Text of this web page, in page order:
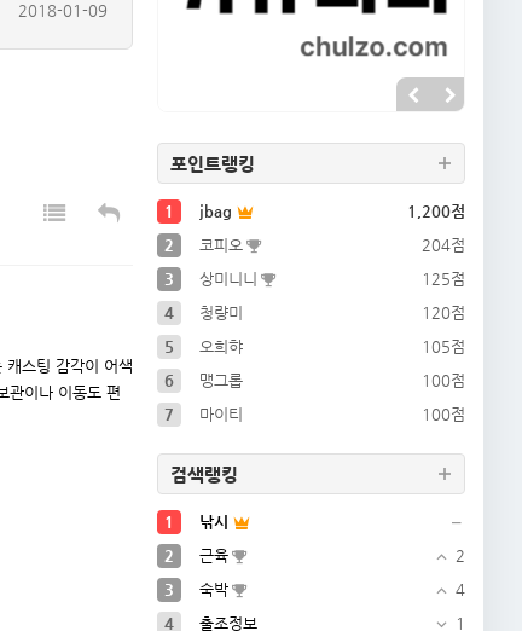
2018-01-09
스팅 감각이 어색
관이나 이동도 편
포인트랭킹
1 jbag
1,200점
2
코피오
204점
3
상미니니
125점
4
청량미
120점
5
오희햐
105점
6
맹그롭
100점
7
마이티 100점
검색랭킹
1
낚시
2
근육
2
3
숙박
4
4
출조정보
1